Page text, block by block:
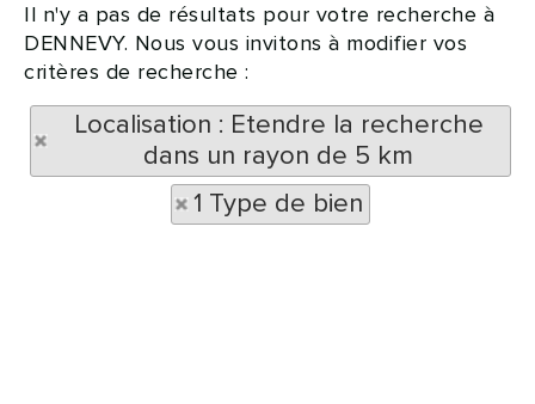
Il n'y a pas de résultats pour votre recherche à
DENNEVY. Nous vous invitons à modifier vos
critères de recherche :
Localisation : Etendre la recherche
dans un rayon de 5 km
1 Type de bien